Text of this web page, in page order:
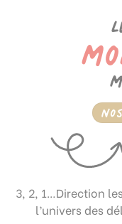
3, 2, 1…Direction
l’univers des